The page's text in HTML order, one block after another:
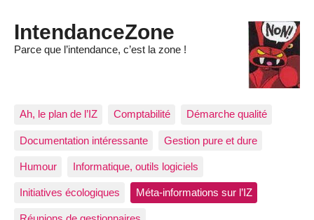
IntendanceZone
Parce que l’intendance, c’est la zone !
Ah, le plan de l’IZ Comptabilité Démarche qualité
Documentation intéressante Gestion pure et dure
Humour Informatique, outils logiciels
Initiatives écologiques Méta-informations sur l’IZ